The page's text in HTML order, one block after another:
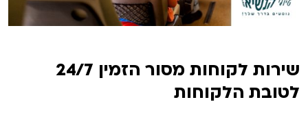
שירות לקוחות מסור הזמין 24/7
לטובת הלקוחות